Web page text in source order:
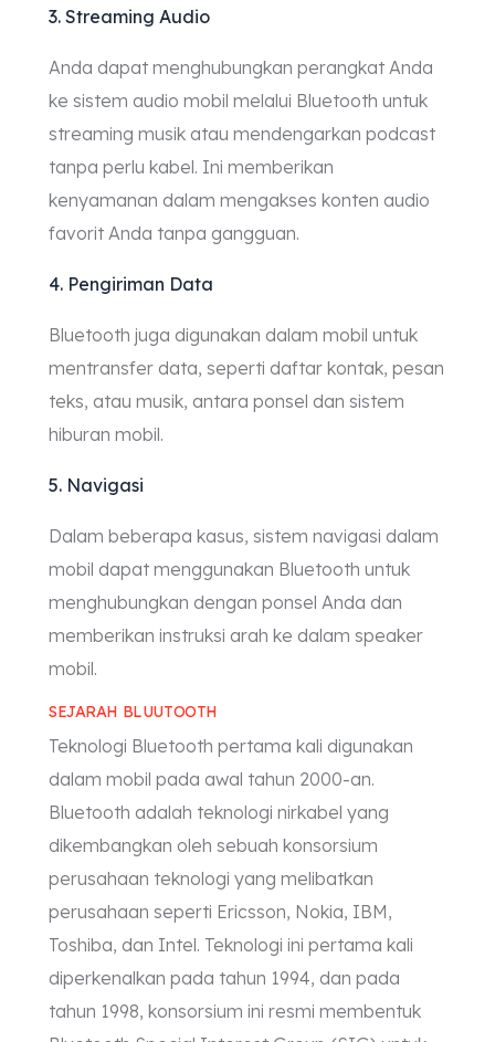
3. Streaming Audio
Anda dapat menghubungkan perangkat Anda
ke sistem audio mobil melalui Bluetooth untuk
streaming musik atau mendengarkan podcast
tanpa perlu kabel. Ini memberikan
kenyamanan dalam mengakses konten audio
favorit Anda tanpa gangguan.
4. Pengiriman Data
Bluetooth juga digunakan dalam mobil untuk
mentransfer data, seperti daftar kontak, pesan
teks, atau musik, antara ponsel dan sistem
hiburan mobil.
5. Navigasi
Dalam beberapa kasus, sistem navigasi dalam
mobil dapat menggunakan Bluetooth untuk
menghubungkan dengan ponsel Anda dan
memberikan instruksi arah ke dalam speaker
mobil.
SEJARAH BLUUTOOTH
Teknologi Bluetooth pertama kali digunakan
dalam mobil pada awal tahun 2000-an.
Bluetooth adalah teknologi nirkabel yang
dikembangkan oleh sebuah konsorsium
perusahaan teknologi yang melibatkan
perusahaan seperti Ericsson, Nokia, IBM,
Toshiba, dan Intel. Teknologi ini pertama kali
diperkenalkan pada tahun 1994, dan pada
tahun 1998, konsorsium ini resmi membentuk